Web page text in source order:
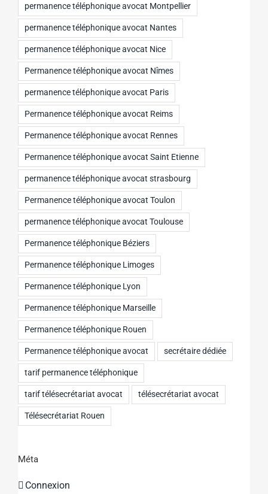
permanence téléphonique avocat Montpellier
permanence téléphonique avocat Nantes
permanence téléphonique avocat Nice
Permanence téléphonique avocat Nîmes
permanence téléphonique avocat Paris
Permanence téléphonique avocat Reims
Permanence téléphonique avocat Rennes
Permanence téléphonique avocat Saint Etienne
permanence téléphonique avocat strasbourg
Permanence téléphonique avocat Toulon
permanence téléphonique avocat Toulouse
Permanence téléphonique Béziers
Permanence téléphonique Limoges
Permanence téléphonique Lyon
Permanence téléphonique Marseille
Permanence téléphonique Rouen
Permanence téléphonique avocat secrétaire dédiée
tarif permanence téléphonique
tarif télésecrétariat avocat télésecrétariat avocat
Télésecrétariat Rouen
Méta
Connexion